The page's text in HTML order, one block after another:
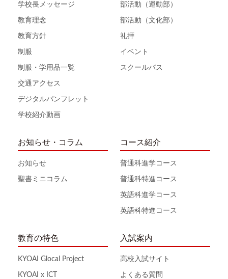
学校長メッセージ
教育理念
教育方針
制服
制服・学用品一覧
交通アクセス
デジタルパンフレット
学校紹介動画
部活動（運動部）
部活動（文化部）
礼拝
イベント
スクールバス
お知らせ・コラム
お知らせ
聖書ミニコラム
コース紹介
普通科進学コース
普通科特進コース
英語科進学コース
英語科特進コース
教育の特色
KYOAI Glocal Project
KYOAI x ICT
入試案内
高校入試サイト
よくある質問